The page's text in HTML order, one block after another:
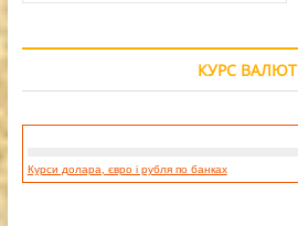
КУРС ВАЛЮТ
Курси долара, євро і рубля по банках